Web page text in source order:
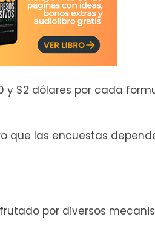
y $2 dólares por cada
que las encuestas
por diversos